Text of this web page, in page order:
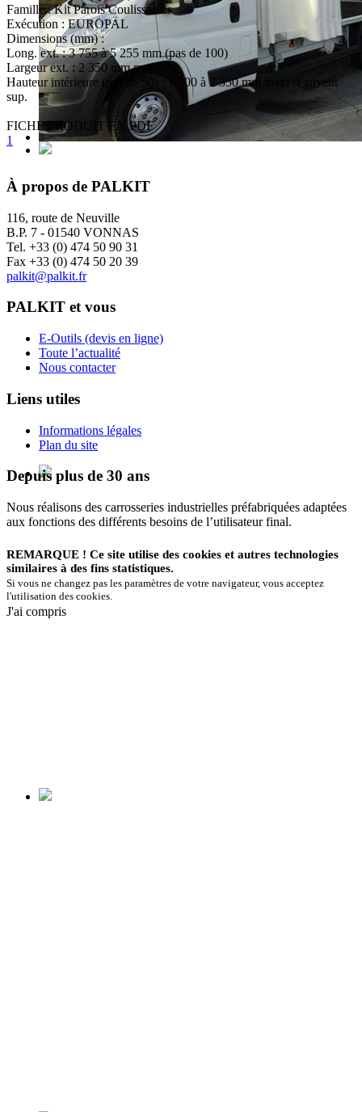
Famille :Kit Parois Coulissantes
Exécution :EUROPAL
Dimensions (mm) :
Long. ext. : 3 755 à 5 255 mm (pas de 100)
Largeur ext. : 2 350 mm max.
Hauteur intérieure (pas de 50) : 1 800 à 2 350 mm maxi si auvent
sup.
FICHE PRODUIT EN PDF
1
À propos de PALKIT
116, route de Neuville
B.P. 7 - 01540 VONNAS
Tel. +33 (0) 474 50 90 31
Fax +33 (0) 474 50 20 39
palkit@palkit.fr
PALKIT et vous
E-Outils (devis en ligne)
Toute l’actualité
Nous contacter
Liens utiles
Informations légales
Plan du site
Depuis plus de 30 ans
Nous réalisons des carrosseries industrielles préfabriquées adaptées
aux fonctions des différents besoins de l’utilisateur final.
REMARQUE ! Ce site utilise des cookies et autres technologies
similaires à des fins statistiques.
Si vous ne changez pas les paramètres de votre navigateur, vous acceptez
l'utilisation des cookies.
J'ai compris